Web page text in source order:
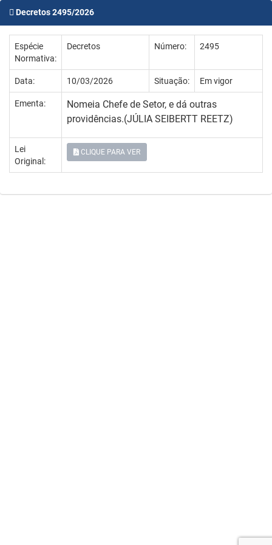
Decretos 2495/2026
Espécie
Normativa:
Decretos Número: 2495
Data: 10/03/2026 Situação: Em vigor
Ementa:
Nomeia Chefe de Setor, e dá outras
providências.(JÚLIA SEIBERTT REETZ)
Lei
Original:
CLIQUE PARA VER